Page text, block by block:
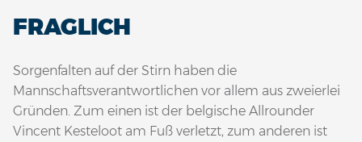
FRAGLICH
Sorgenfalten auf der Stirn haben die
Mannschaftsverantwortlichen vor allem aus zweierlei
Gründen. Zum einen ist der belgische Allrounder
Vincent Kesteloot am Fuß verletzt, zum anderen ist